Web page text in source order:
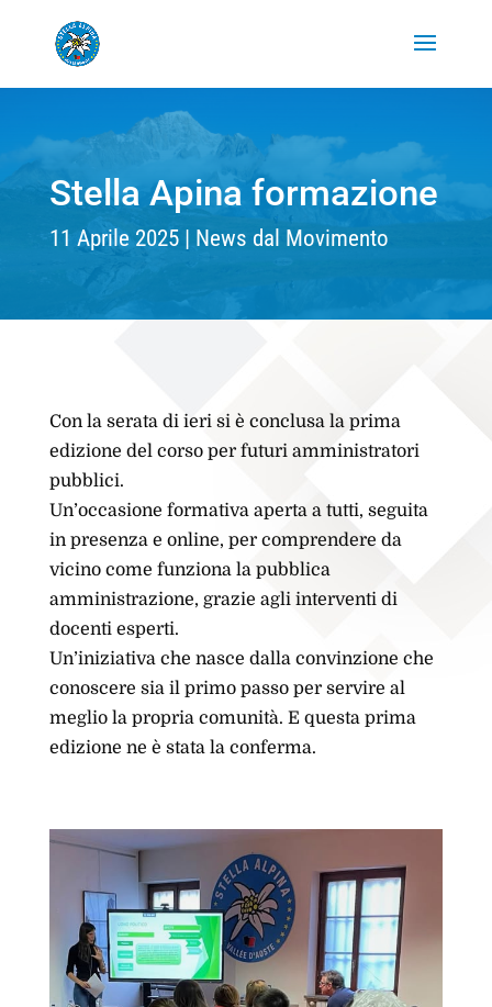
Stella Apina formazione
11 Aprile 2025 News dal Movimento
Con la serata di ieri si è conclusa la prima
edizione del corso per futuri amministratori
pubblici.
Un’occasione formativa aperta a tutti, seguita
in presenza e online, per comprendere da
vicino come funziona la pubblica
amministrazione, grazie agli interventi di
docenti esperti.
Un’iniziativa che nasce dalla convinzione che
conoscere sia il primo passo per servire al
meglio la propria comunità. E questa prima
edizione ne è stata la conferma.